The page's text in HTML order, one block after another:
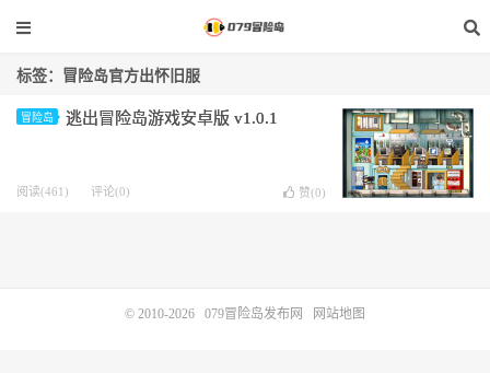
标签：冒险岛官方出怀旧服
冒险岛 逃出冒险岛游戏安卓版 v1.0.1
阅读(461) 评论(0) 赞(0)
© 2010-2026 079冒险岛发布网 网站地图